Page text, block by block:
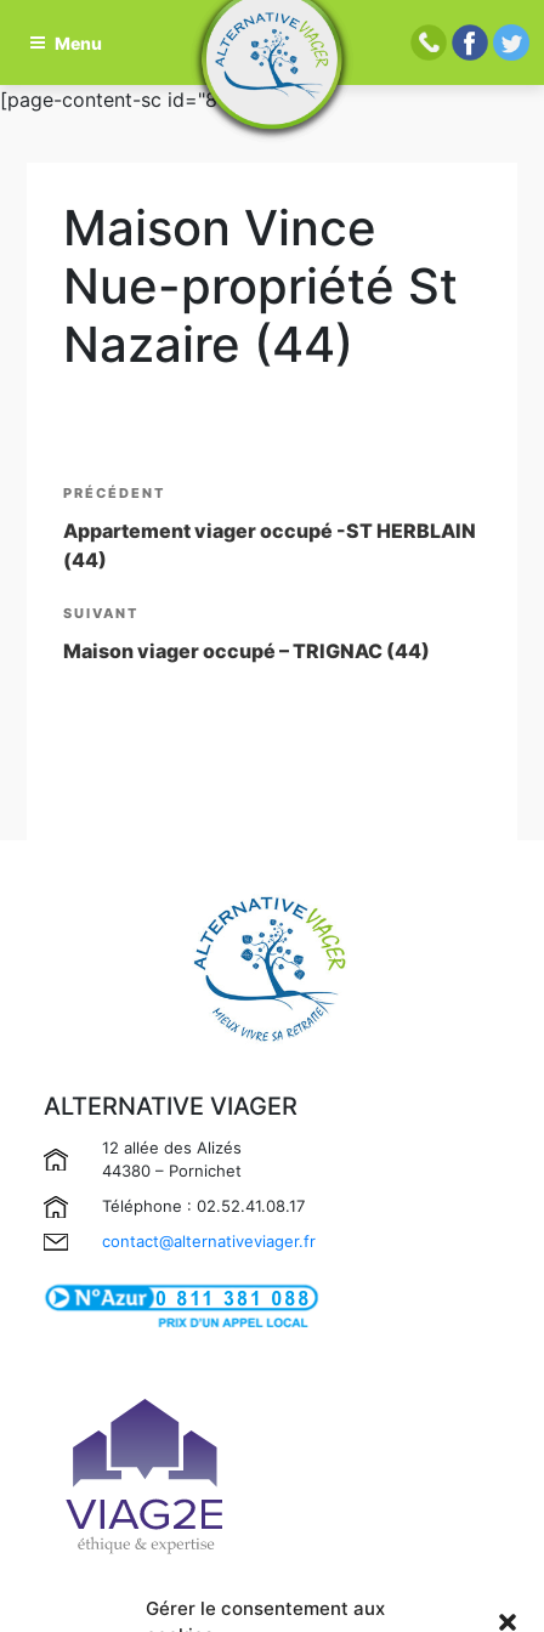
Gérer le consentement aux
Aller
Menu
[page-content-sc id="81"]
Maison Vince
Nue-propriété St
Nazaire (44)
Navigation
de
l’article
Article
précédent
PRÉCÉDENT
Appartement viager occupé -ST HERBLAIN
(44)
Article
suivant
SUIVANT
Maison viager occupé – TRIGNAC (44)
ALTERNATIVE VIAGER
12 allée des Alizés
44380 – Pornichet
Téléphone : 02.52.41.08.17
contact@alternativeviager.fr